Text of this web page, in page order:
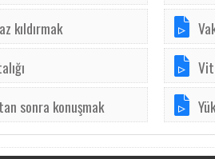
kıldırmak
sonra konuşmak